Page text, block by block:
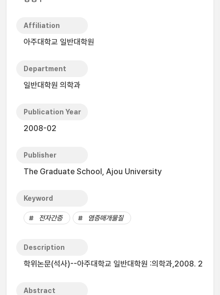
Affiliation
아주대학교 일반대학원
Department
일반대학원 의학과
Publication Year
2008-02
Publisher
The Graduate School, Ajou University
Keyword
전자간증 염증매개물질
Description
학위논문(석사)--아주대학교 일반대학원 :의학과,2008. 2
Abstract